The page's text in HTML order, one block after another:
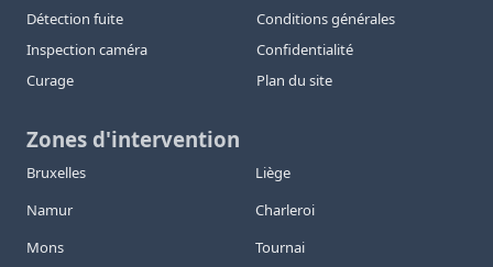
Détection fuite
Inspection caméra
Curage
Conditions générales
Confidentialité
Plan du site
Zones d'intervention
Bruxelles
Liège
Namur
Charleroi
Mons
Tournai